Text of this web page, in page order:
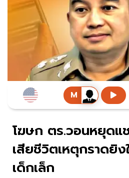
โฆษก ตร.วอนหยุด
เสียชีวิตเหตุกราดยิ
เด็กเล็ก